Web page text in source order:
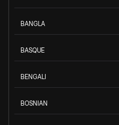
BANGLA
BASQUE
BENGALI
BOSNIAN